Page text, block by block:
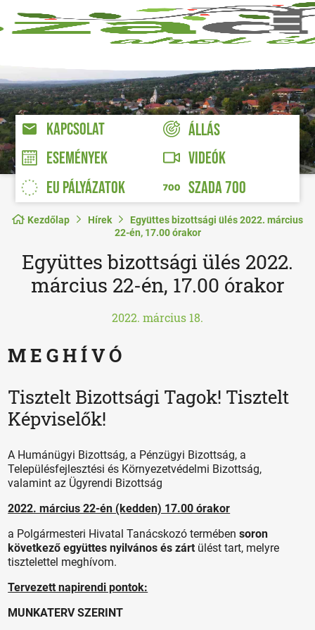
KAPCSOLAT
ÁLLÁS
ESEMÉNYEK
VIDEÓK
EU PÁLYÁZATOK
SZADA 700
Kezdőlap Hírek
Együttes bizottsági ülés 2022. március
22-én, 17.00 órakor
Együttes bizottsági ülés 2022.
március 22-én, 17.00 órakor
2022. március 18.
M E G H Í V Ó
Tisztelt Bizottsági Tagok! Tisztelt
Képviselők!
A Humánügyi Bizottság, a Pénzügyi Bizottság, a
Településfejlesztési és Környezetvédelmi Bizottság,
valamint az Ügyrendi Bizottság
2022. március 22-én (kedden) 17.00 órakor
a Polgármesteri Hivatal Tanácskozó termébensoron
következő együttes nyilvános és zárt ülést tart, melyre
tisztelettel meghívom.
Tervezett napirendi pontok:
MUNKATERV SZERINT